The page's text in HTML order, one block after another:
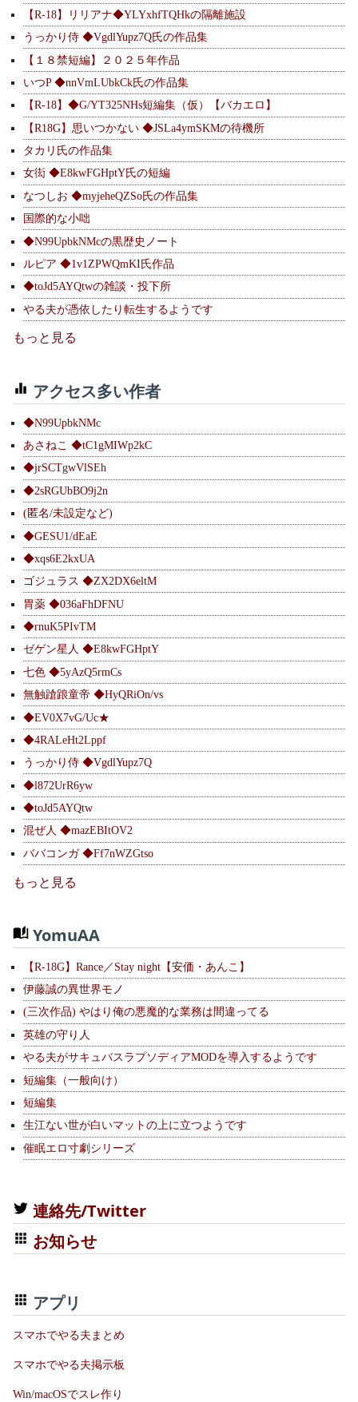
【R-18】リリアナ◆YLYxhfTQHkの隔離施設
うっかり侍 ◆VgdlYupz7Q氏の作品集
【１８禁短編】２０２５年作品
いつP ◆nnVmLUbkCk氏の作品集
【R-18】◆G/YT325NHs短編集（仮）【バカエロ】
【R18G】思いつかない ◆JSLa4ymSKMの待機所
タカリ氏の作品集
女衒 ◆E8kwFGHptY氏の短編
なつしお ◆myjeheQZSo氏の作品集
国際的な小咄
◆N99UpbkNMcの黒歴史ノート
ルピア ◆1v1ZPWQmKI氏作品
◆toJd5AYQtwの雑談・投下所
やる夫が憑依したり転生するようです
もっと見る
アクセス多い作者
◆N99UpbkNMc
あさねこ ◆tC1gMIWp2kC
◆jrSCTgwVlSEh
◆2sRGUbBO9j2n
(匿名/未設定など)
◆GESU1/dEaE
◆xqs6E2kxUA
ゴジュラス ◆ZX2DX6eltM
胃薬 ◆036aFhDFNU
◆rnuK5PIvTM
ゼゲン星人 ◆E8kwFGHptY
七色 ◆5yAzQ5rmCs
無触蹌踉童帝 ◆HyQRiOn/vs
◆EV0X7vG/Uc★
◆4RALeHt2Lppf
うっかり侍 ◆VgdlYupz7Q
◆l872UrR6yw
◆toJd5AYQtw
混ぜ人 ◆mazEBItOV2
ババコンガ ◆Ff7nWZGtso
もっと見る
YomuAA
【R-18G】Rance／Stay night【安価・あんこ】
伊藤誠の異世界モノ
(三次作品) やはり俺の悪魔的な業務は間違ってる
英雄の守り人
やる夫がサキュバスラプソディアMODを導入するようです
短編集（一般向け）
短編集
生江ない世が白いマットの上に立つようです
催眠エロ寸劇シリーズ
連絡先/Twitter
お知らせ
アプリ
スマホでやる夫まとめ
スマホでやる夫掲示板
Win/macOSでスレ作り